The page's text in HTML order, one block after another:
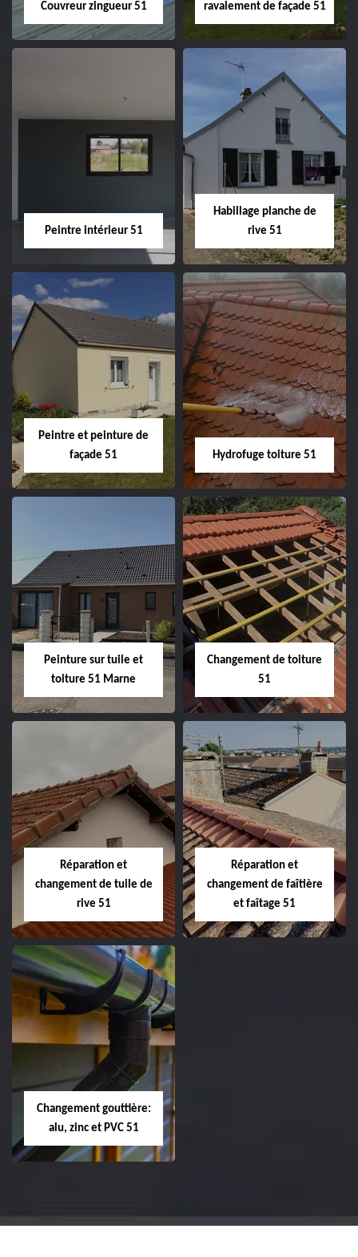
Couvreur zingueur 51
51
ravalement de façade 51
Nettoyage et
ravalement de
façade 51
Peintre intérieur 51
Peintre intérieur
Habillage planche de
rive 51
Habillage planche
de rive 51
Peintre et peinture de
façade 51
Peintre et peinture
de façade 51
Hydrofuge toiture 51
Hydrofuge toiture
51
Peinture sur tuile et
toiture 51 Marne
Peinture sur tuile
et toiture 51
Marne
Changement de toiture
51
Changement de
toiture 51
Réparation et
changement de tuile de
rive 51
Réparation et
changement de
tuile de rive 51
Réparation et
changement de faîtière
et faîtage 51
Changement gouttière:
alu, zinc et PVC 51